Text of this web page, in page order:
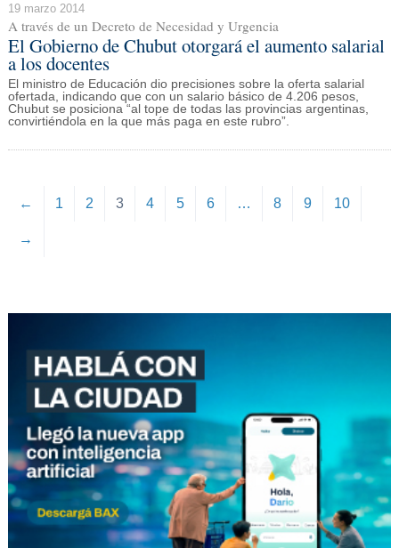
19 marzo 2014
A través de un Decreto de Necesidad y Urgencia
El Gobierno de Chubut otorgará el aumento salarial
a los docentes
El ministro de Educación dio precisiones sobre la oferta salarial
ofertada, indicando que con un salario básico de 4.206 pesos,
Chubut se posiciona “al tope de todas las provincias argentinas,
convirtiéndola en la que más paga en este rubro”.
← 1 2 3 4 5 6 … 8 9 10
→